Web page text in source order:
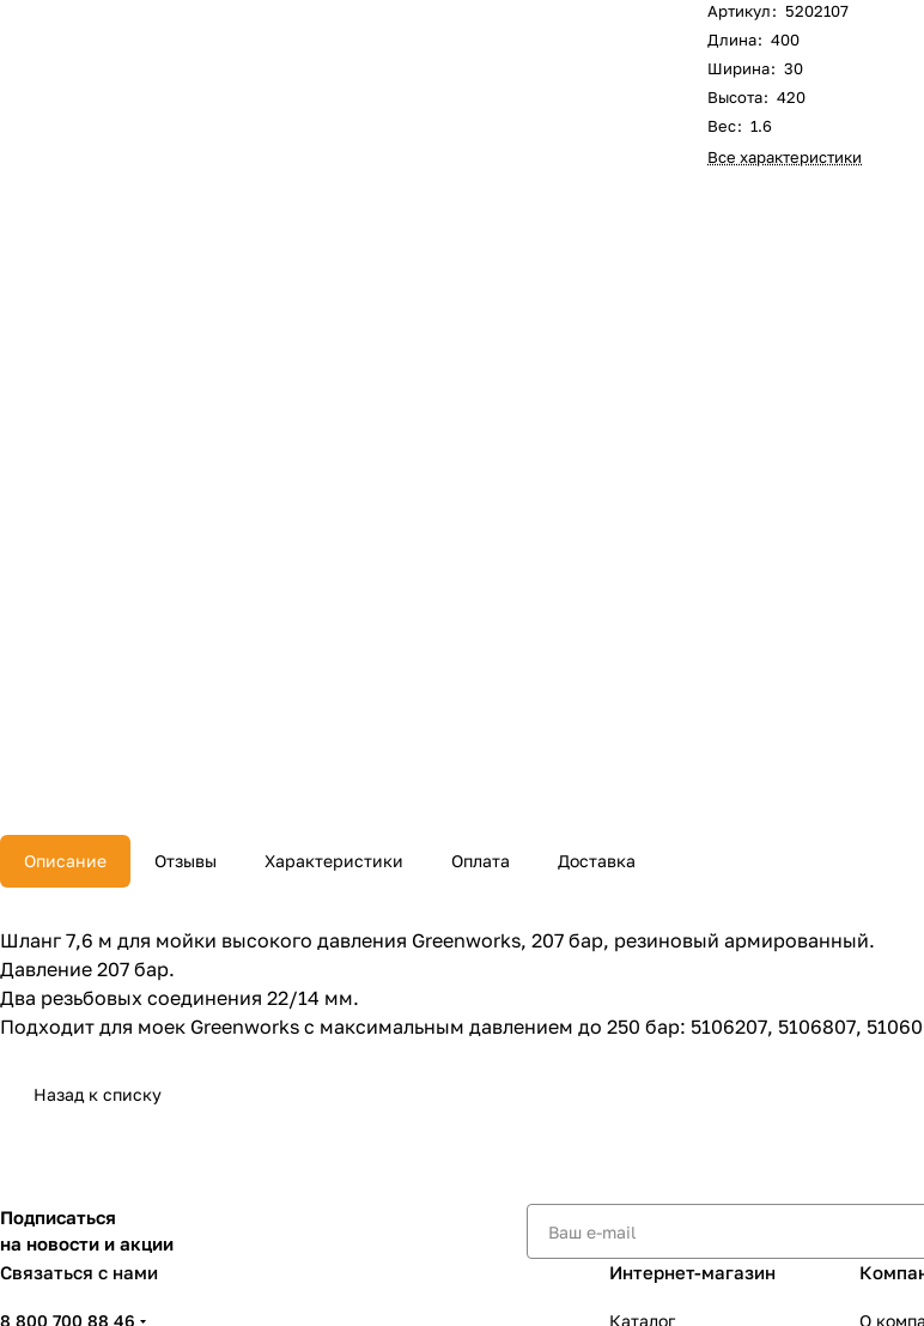
Артикул: 5202107
Длина: 400
Ширина: 30
Высота: 420
Вес: 1.6
Все характеристики
Описание Отзывы Характеристики Оплата Доставка
Шланг 7,6 м для мойки высокого давления Greenworks, 207 бар, резиновый армированный.
Давление 207 бар.
Два резьбовых соединения 22/14 мм.
Подходит для моек Greenworks c максимальным давлением до 250 бар: 5106207, 5106807,
Назад к списку
Подписаться
на новости и акции
Связаться с нами
8 800 700 88 46
Интернет-магазин
Каталог О
Оплачивайте сегодня только
% картой любого банка
Получайте товарвыбранный